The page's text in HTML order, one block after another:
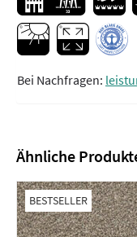
Bei Nachfragen:
Ähnliche
BESTSELLER